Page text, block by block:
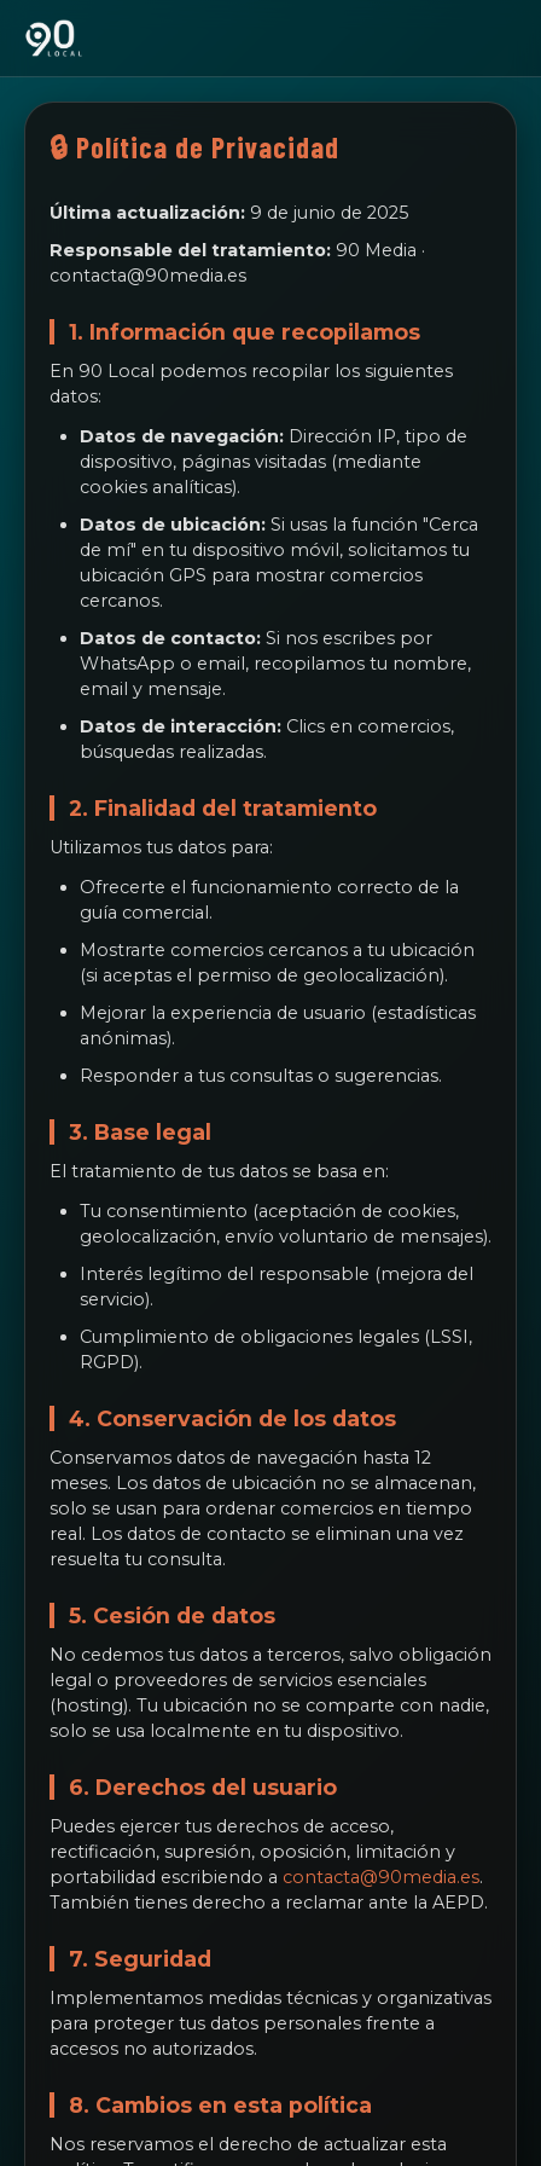
🔒 Política de Privacidad
Última actualización: 9 de junio de 2025
Responsable del tratamiento: 90 Media ·
contacta@90media.es
1. Información que recopilamos
En 90 Local podemos recopilar los siguientes
datos:
Datos de navegación: Dirección IP, tipo de
dispositivo, páginas visitadas (mediante
cookies analíticas).
Datos de ubicación: Si usas la función "Cerca
de mí" en tu dispositivo móvil, solicitamos tu
ubicación GPS para mostrar comercios
cercanos.
Datos de contacto: Si nos escribes por
WhatsApp o email, recopilamos tu nombre,
email y mensaje.
Datos de interacción: Clics en comercios,
búsquedas realizadas.
2. Finalidad del tratamiento
Utilizamos tus datos para:
Ofrecerte el funcionamiento correcto de la
guía comercial.
Mostrarte comercios cercanos a tu ubicación
(si aceptas el permiso de geolocalización).
Mejorar la experiencia de usuario (estadísticas
anónimas).
Responder a tus consultas o sugerencias.
3. Base legal
El tratamiento de tus datos se basa en:
Tu consentimiento (aceptación de cookies,
geolocalización, envío voluntario de mensajes).
Interés legítimo del responsable (mejora del
servicio).
Cumplimiento de obligaciones legales (LSSI,
RGPD).
4. Conservación de los datos
Conservamos datos de navegación hasta 12
meses. Los datos de ubicación no se almacenan,
solo se usan para ordenar comercios en tiempo
real. Los datos de contacto se eliminan una vez
resuelta tu consulta.
5. Cesión de datos
No cedemos tus datos a terceros, salvo obligación
legal o proveedores de servicios esenciales
(hosting). Tu ubicación no se comparte con nadie,
solo se usa localmente en tu dispositivo.
6. Derechos del usuario
Puedes ejercer tus derechos de acceso,
rectificación, supresión, oposición, limitación y
portabilidad escribiendo a contacta@90media.es.
También tienes derecho a reclamar ante la AEPD.
7. Seguridad
Implementamos medidas técnicas y organizativas
para proteger tus datos personales frente a
accesos no autorizados.
8. Cambios en esta política
Nos reservamos el derecho de actualizar esta